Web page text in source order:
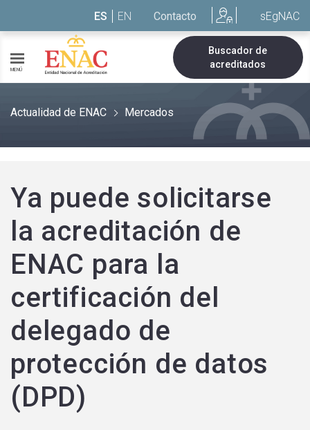
ES EN Contacto sEgNAC
MENÚ
Buscador de
acreditados
Actualidad de ENAC Mercados
Ya puede solicitarse
la acreditación de
ENAC para la
certificación del
delegado de
protección de datos
(DPD)